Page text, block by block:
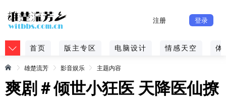
注册 登录
首页 版主专区 电脑设计 情感天空 体
雄楚流芳 影音娱乐 主题内容
爽剧＃倾世小狂医 天降医仙撩